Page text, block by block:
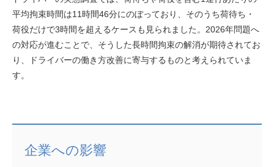
平均拘束時間は11時間46分にのぼっており、そのうち荷待ち・
荷役だけで3時間を超えるケースも見られました。2026年問題へ
の対応が進むことで、そうした長時間拘束の解消が期待されてお
り、ドライバーの働き方改善に寄与するものと考えられていま
す。
企業への影響